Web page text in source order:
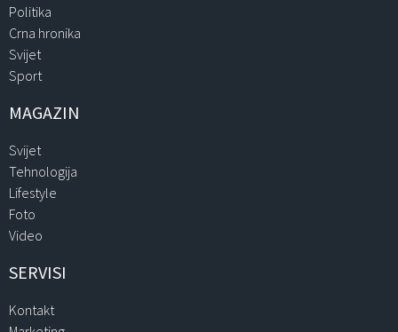
Politika
Crna hronika
Svijet
Sport
MAGAZIN
Svijet
Tehnologija
Lifestyle
Foto
Video
SERVISI
Kontakt